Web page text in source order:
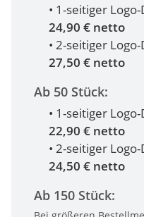
• 1-seitiger
24,90 € netto
• 2-seitiger
27,50 € netto
Ab 50 Stück:
• 1-seitiger
22,90 € netto
• 2-seitiger
24,50 € netto
Ab 150 Stück: